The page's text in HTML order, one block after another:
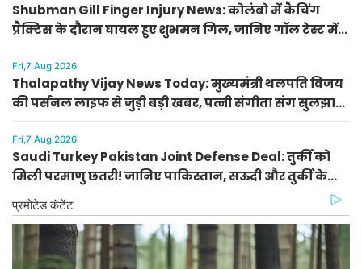
Shubman Gill Finger Injury News: कोलंबो में कैचिंग
प्रैक्टिस के दौरान घायल हुए शुभमन गिल, जानिए गॉल टेस्ट में
खेलेंगे या नहीं
Fri,7 Aug 2026
Thalapathy Vijay News Today: मुख्यमंत्री थलपति विजय
की पर्सनल लाइफ से जुड़ी बड़ी खबर, पत्नी संगीता संग सुलझा
विवाद
Fri,7 Aug 2026
Saudi Turkey Pakistan Joint Defense Deal: तुर्की को
मिली परमाणु छतरी! जानिए पाकिस्तान, सऊदी और तुर्की के
सैन्य गठबंधन के मायने